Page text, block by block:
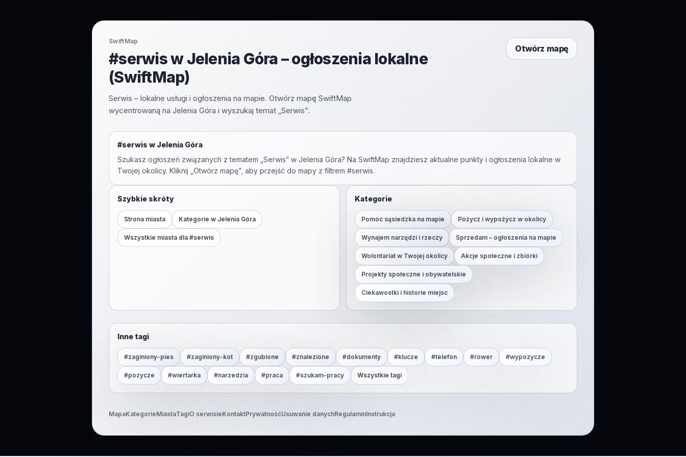
SwiftMap
#serwis w Jelenia Góra – ogłoszenia lokalne
(SwiftMap)
Serwis – lokalne usługi i ogłoszenia na mapie. Otwórz mapę SwiftMap
wycentrowaną na Jelenia Góra i wyszukaj temat „Serwis”.
Otwórz mapę
#serwis w Jelenia Góra
Szukasz ogłoszeń związanych z tematem „ Serwis” w Jelenia Góra? Na SwiftMap znajdziesz aktualne punkty i ogłoszenia lokalne w
Twojej okolicy. Kliknij „Otwórz mapę”, aby przejść do mapy z filtrem #serwis.
Szybkie skróty
Strona miasta Kategorie w Jelenia Góra
Wszystkie miasta dla #serwis
Kategorie
Pomoc sąsiedzka na mapie Pożycz i wypożycz w okolicy
Wynajem narzędzi i rzeczy Sprzedam – ogłoszenia na mapie
Wolontariat w Twojej okolicy Akcje społeczne i zbiórki
Projekty społeczne i obywatelskie
Ciekawostki i historie miejsc
Inne tagi
#zaginiony-pies #zaginiony-kot #zgubione #znalezione #dokumenty #klucze #telefon #rower #wypozycze
#pozycze #wiertarka #narzedzia #praca #szukam-pracy Wszystkie tagi
MapaKategorieMiastaTagiO serwisieKontaktPrywatnośćUsuwanie danychRegulaminInstrukcja